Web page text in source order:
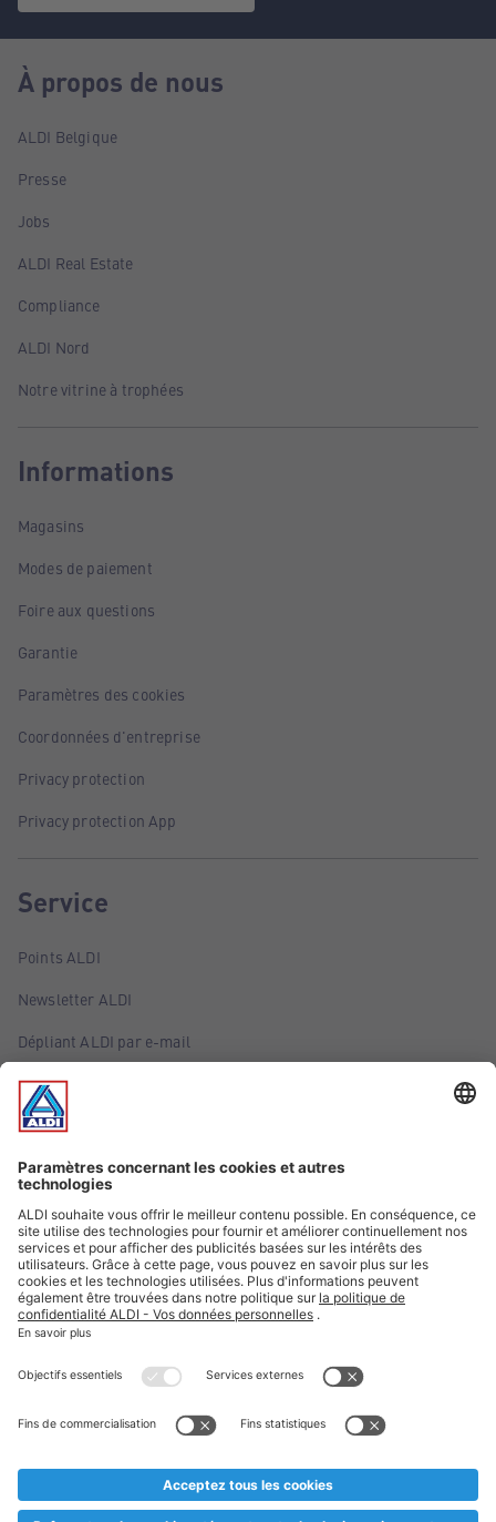
À propos de nous
ALDI Belgique
Presse
Jobs
ALDI Real Estate
Compliance
ALDI Nord
Notre vitrine à trophées
Informations
Magasins
Modes de paiement
Foire aux questions
Garantie
Paramètres des cookies
Coordonnées d'entreprise
Privacy protection
Privacy protection App
Service
Points ALDI
Newsletter ALDI
Dépliant ALDI par e-mail
Offres
Infos essentielles
Suivez ALDI Belgique
Textes marqués d'un astérisque et mentions légales
* Nous vendons ces articles temporairement et jusqu'à
au cas où, malgré le planning bien étudié, nous serions
prématurément en rupture de stock. Prix Recupel et TVA incl.
** Sur ce site, l’utilisation de la forme masculine a été adoptée